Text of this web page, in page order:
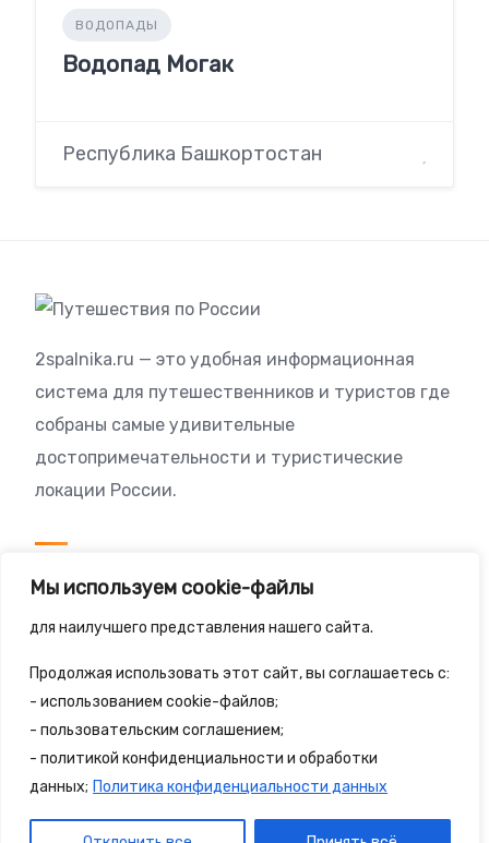
Мы используем cookie-файлы
для наилучшего представления нашего сайта.
Продолжая использовать этот сайт, вы соглашаетесь с:
- использованием cookie-файлов;
- пользовательским соглашением;
- политикой конфиденциальности и обработки
данных; Политика конфиденциальности данных
ВОДОПАДЫ
Водопад Могак
Республика Башкортостан
2spalnika.ru — это удобная информационная
система для путешественников и туристов где
собраны самые удивительные
достопримечательности и туристические
локации России.
© 2025 - 2spalnika.ru Все права защищены.